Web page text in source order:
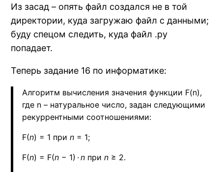
Из засад – опять файл создался не в той
директории, куда загружаю файл с данными;
буду спецом следить, куда файл .py
попадает.
Теперь задание 16 по информатике:
Алгоритм вычисления значения функции F(n),
где n – натуральное число, задан следующими
рекуррентными соотношениями:
F(n) = 1 при n= 1;
F(n) = F(n− 1) · nпри n≥ 2.